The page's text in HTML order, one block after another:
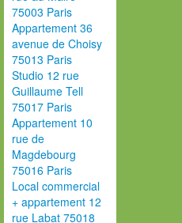
75003 Paris
Appartement 36
avenue de Choisy
75013 Paris
Studio 12 rue
Guillaume Tell
75017 Paris
Appartement 10
rue de
Magdebourg
75016 Paris
Local commercial
+ appartement 12
rue Labat 75018